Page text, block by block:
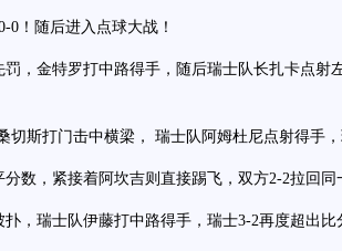
！随后进入点球大战！
金特罗打中路得手，随后瑞士队长扎卡点射
斯打门击中横梁， 瑞士队阿姆杜尼点射得手，
，紧接着阿坎吉则直接踢飞，双方2-2拉回同
瑞士队伊藤打中路得手，瑞士3-2再度超出比